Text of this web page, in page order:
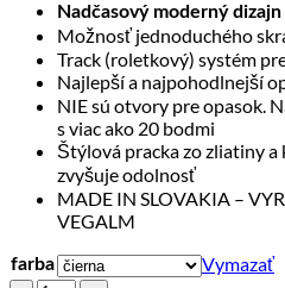
Nadčasový moderný dizajn
Možnosť jednoduchého
Track (roletkový) systém
Najlepší a najpohodlnejší
NIE sú otvory pre opasok.
s viac ako 20 bodmi
Štýlová pracka zo zliatiny
zvyšuje odolnosť
MADE IN SLOVAKIA –
VEGALM
farba
Vymazať